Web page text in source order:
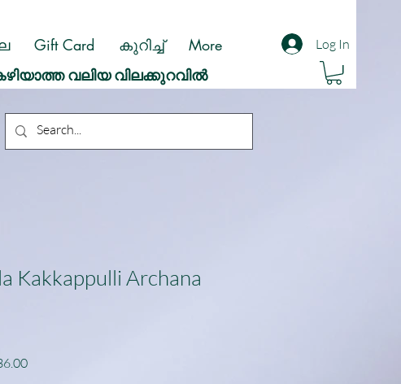
Gift Card കുറിച്ച് More Log In
വലിയ വിലക്കുറവിൽ
Kakkappulli Archana
Sale